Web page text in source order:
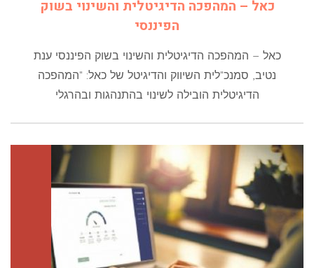
כאל – המהפכה הדיגיטלית והשינוי בשוק
הפיננסי
כאל – המהפכה הדיגיטלית והשינוי בשוק הפיננסי ענת
נטיב, סמנכ"לית השיווק והדיגיטל של כאל: "המהפכה
הדיגיטלית הובילה לשינוי בהתנהגות ובהרגלי